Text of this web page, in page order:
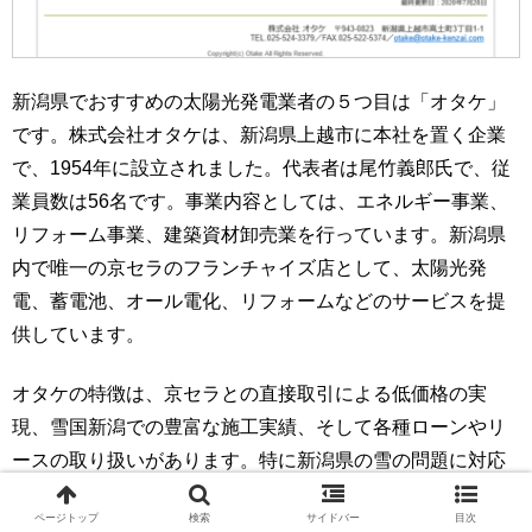
新潟県でおすすめの太陽光発電業者の５つ目は「オタケ」
です。株式会社オタケは、新潟県上越市に本社を置く企業
で、1954年に設立されました。代表者は尾竹義郎氏で、従
業員数は56名です。事業内容としては、エネルギー事業、
リフォーム事業、建築資材卸売業を行っています。新潟県
内で唯一の京セラのフランチャイズ店として、太陽光発
電、蓄電池、オール電化、リフォームなどのサービスを提
供しています。
オタケの特徴は、京セラとの直接取引による低価格の実
現、雪国新潟での豊富な施工実績、そして各種ローンやリ
ースの取り扱いがあります。特に新潟県の雪の問題に対応
した安全な設置方法を提案しており、これまでに3,500棟以
上の施工実績があります。また、専門のスタッフが雪国特
ページトップ 検索 サイドバー 目次